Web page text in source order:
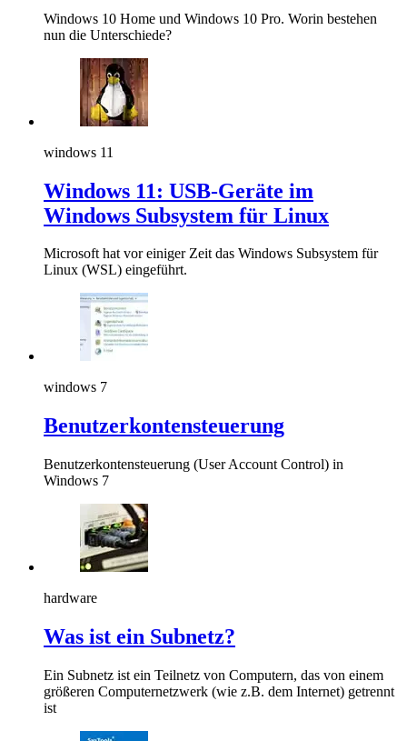
Windows 10 Home und Windows 10 Pro. Worin bestehen
nun die Unterschiede?
windows 11
Windows 11: USB-Geräte im
Windows Subsystem für Linux
Microsoft hat vor einiger Zeit das Windows Subsystem für
Linux (WSL) eingeführt.
windows 7
Benutzerkontensteuerung
Benutzerkontensteuerung (User Account Control) in
Windows 7
hardware
Was ist ein Subnetz?
Ein Subnetz ist ein Teilnetz von Computern, das von einem
größeren Computernetzwerk (wie z.B. dem Internet) getrennt
ist